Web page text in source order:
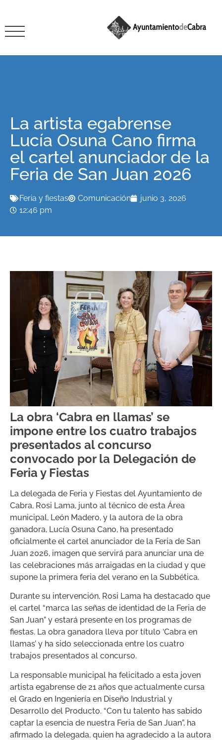
La artista egabrense
Lucía Osuna Cano firma
el cartel anunciador de la
Feria de San Juan 2026
Feria y fiestas Comunicación
junio 3, 2026
12:46 pm
La obra ‘Cabra en llamas’ se
impone entre los cuatro trabajos
presentados al concurso
convocado por la Delegación de
Feria y Fiestas
La delegada de Feria y Fiestas del Ayuntamiento de
Cabra, Rosi Lama, junto al técnico de esta Área
municipal, León Madero, y la autora de la obra
ganadora, Lucía Osuna Cano, ha presentado
oficialmente el cartel anunciador de la Feria de San
Juan 2026, imagen que servirá para anunciar una de
las celebraciones más arraigadas en la ciudad y que
supone la primera feria del verano en la Subbética.
Durante su intervención, Rosi Lama ha destacado que
el cartel “marca las señas de identidad de la Feria de
San Juan” y estará presente en los programas de
fiestas. La obra ganadora lleva por título ‘Cabra en
llamas’ y ha sido seleccionada entre los cuatro
trabajos presentados al concurso.
La responsable municipal ha felicitado a esta joven
artista egabrense de 21 años que actualmente cursa
el Grado en Ingeniería en Diseño Industrial y
Desarrollo del Producto. “Con tu talento has sabido
captar la esencia de nuestra Feria de San Juan”, ha
afirmado la delegada, quien ha agradecido a la autora